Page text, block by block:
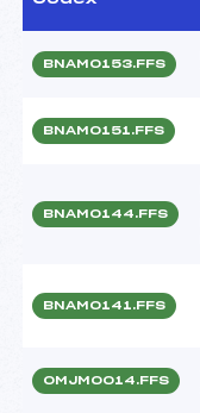
BNAM0153.FFS
BNAM0151.FFS
BNAM0144.FFS
BNAM0141.FFS
OMJM0014.FFS